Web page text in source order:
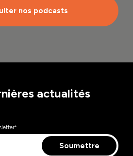
nos podcasts
actualités
*